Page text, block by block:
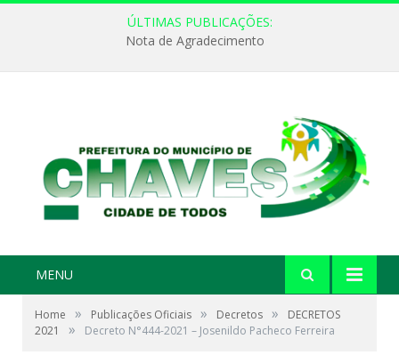
ÚLTIMAS PUBLICAÇÕES:
Nota de Agradecimento
MENU
Home » Publicações Oficiais » Decretos »
DECRETOS
2021
» Decreto N°444-2021 – Josenildo Pacheco Ferreira